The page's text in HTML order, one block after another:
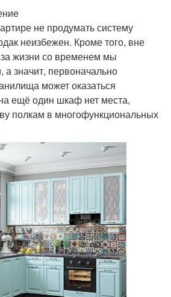
не продумать систему
неизбежен. Кроме того, вне
жизни со временем мы
значит, первоначально
может оказаться
ещё один шкаф нет места,
полкам в многофункциональных